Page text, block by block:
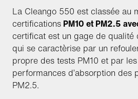
La Cleango 550 est classée au
certifications PM10 et PM2.5
certificat est un gage de qualité
qui se caractèrise par un
propre des tests PM10 et par
performances d’absorption des
PM2.5.